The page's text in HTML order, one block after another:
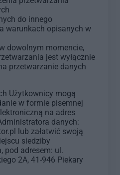
do innego
warunkach opisanych w
dowolnym momencie,
jest wyłącznie
przetwarzanie danych
Użytkownicy mogą
w formie pisemnej
na adres
danych:
lub załatwić swoją
siedziby
pod adresem: ul.
2A, 41-946 Piekary